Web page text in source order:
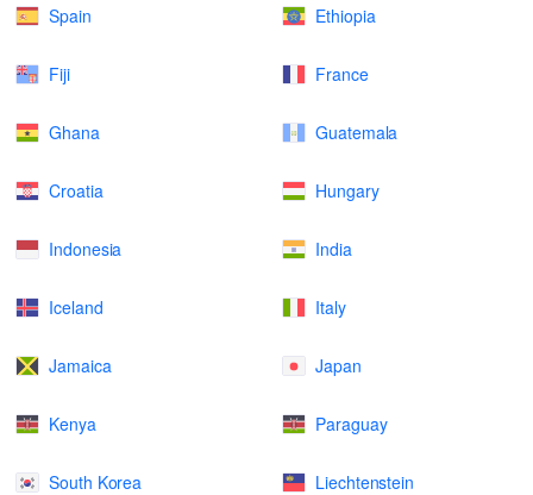
Spain Ethiopia
Fiji France
Ghana Guatemala
Croatia Hungary
Indonesia India
Iceland Italy
Jamaica Japan
Kenya Paraguay
South Korea Liechtenstein